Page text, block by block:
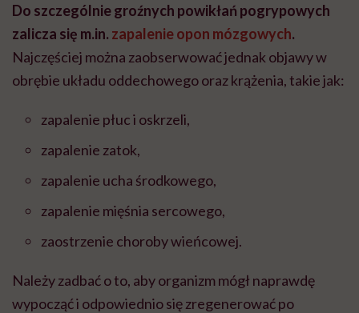
Do szczególnie groźnych powikłań pogrypowych
zalicza się m.in. zapalenie opon mózgowych.
Najczęściej można zaobserwować jednak objawy w
obrębie układu oddechowego oraz krążenia, takie jak:
zapalenie płuc i oskrzeli,
zapalenie zatok,
zapalenie ucha środkowego,
zapalenie mięśnia sercowego,
zaostrzenie choroby wieńcowej.
Należy zadbać o to, aby organizm mógł naprawdę
wypocząć i odpowiednio się zregenerować po